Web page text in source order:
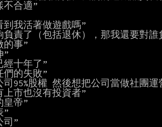
不合適”
到我活著做遊戲嗎”
負責了（包括退休），那我還要對誰
的事”
”
經十年了”
們的失敗”
司95%股權 然後想把公司當做社團
上市也沒有投資者”
皇帝”
”
司”